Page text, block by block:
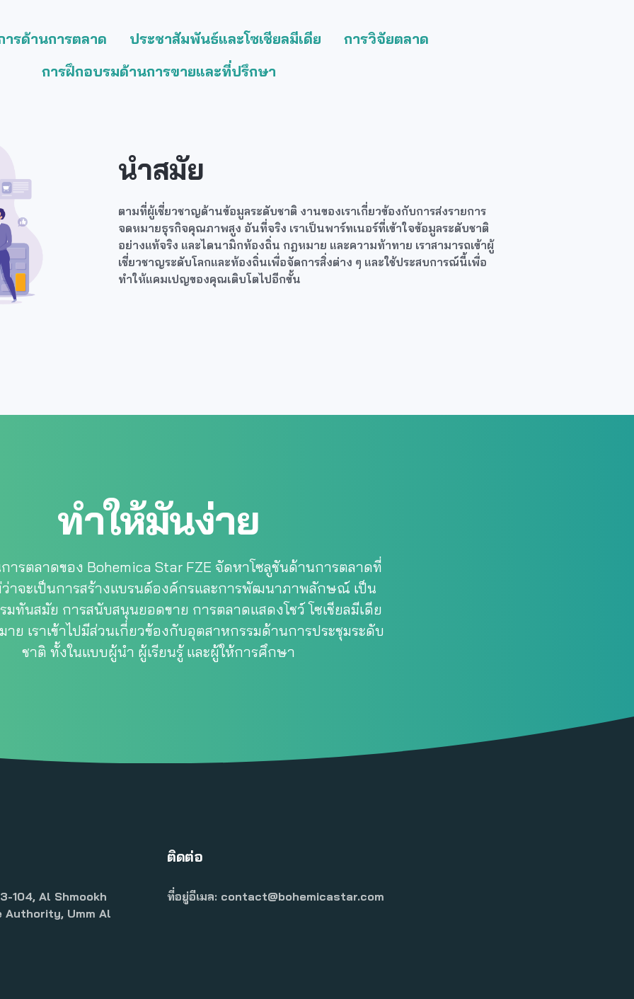
ารด้านการตลาด ประชาสัมพันธ์และโซเชียลมีเดีย
การวิจัยตลาด
การฝึกอบรมด้านการขายและที่ปรึกษา
นำสมัย
ตามที่ผู้เชี่ยวชาญด้านข้อมูลระดับชาติ งานของเราเกี่ยวข้องกับการส่งรายการ
จดหมายธุรกิจคุณภาพสูง อันที่จริง เราเป็นพาร์ทเนอร์ที่เข้าใจข้อมูลระดับชาติ
อย่างแท้จริง และไดนามิกท้องถิ่น กฎหมาย และความท้าทาย เราสามารถเข้าผู้
เชี่ยวชาญระดับโลกและท้องถิ่นเพื่อจัดการสิ่งต่าง ๆ และใช้ประสบการณ์นี้เพื่อ
ทำให้แคมเปญของคุณเติบโตไปอีกขั้น
ทำให้มันง่าย
ารตลาดของ Bohemica Star FZE จัดหาโซลูชันด้านการตลาดที่
าจะเป็นการสร้างแบรนด์องค์กรและการพัฒนาภาพลักษณ์ เป็น
มทันสมัย การสนับสนุนยอดขาย การตลาดแสดงโชว์ โซเชียลมีเดีย
าย เราเข้าไปมีส่วนเกี่ยวข้องกับอุตสาหกรรมด้านการประชุมระดับ
ชาติ ทั้งในแบบผู้นำ ผู้เรียนรู้ และผู้ให้การศึกษา
104, Al Shmookh
Authority, Umm Al
ติดต่อ
ที่อยู่อีเมล: contact@bohemicastar.com